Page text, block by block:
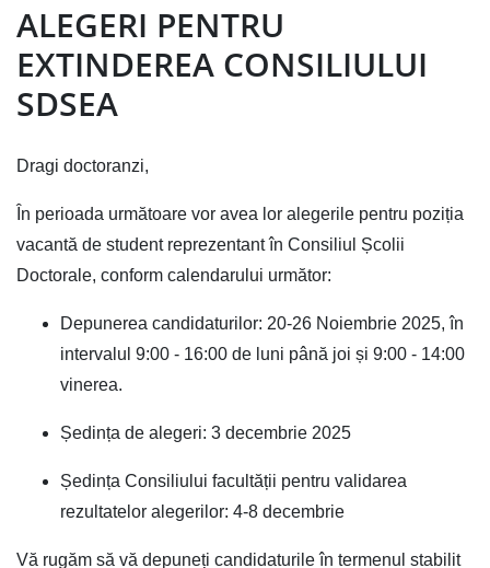
ALEGERI PENTRU
EXTINDEREA CONSILIULUI
SDSEA
Dragi doctoranzi,
În perioada următoare vor avea lor alegerile pentru poziția
vacantă de student reprezentant în Consiliul Școlii
Doctorale, conform calendarului următor:
Depunerea candidaturilor: 20-26 Noiembrie 2025, în
intervalul 9:00 - 16:00 de luni până joi și 9:00 - 14:00
vinerea.
Ședința de alegeri: 3 decembrie 2025
Ședința Consiliului facultății pentru validarea
rezultatelor alegerilor: 4-8 decembrie
Vă rugăm să vă depuneți candidaturile în termenul stabilit